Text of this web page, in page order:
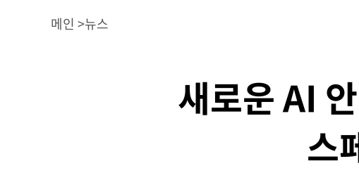
메인 뉴스
새로운 AI
스